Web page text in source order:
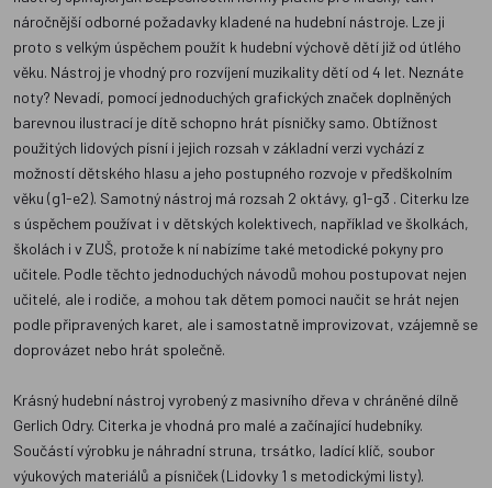
náročnější odborné požadavky kladené na hudební nástroje. Lze ji
proto s velkým úspěchem použít k hudební výchově dětí již od útlého
věku. Nástroj je vhodný pro rozvíjení muzikality dětí od 4 let. Neznáte
noty? Nevadí, pomocí jednoduchých grafických značek doplněných
barevnou ilustrací je dítě schopno hrát písničky samo. Obtížnost
použitých lidových písní i jejich rozsah v základní verzi vychází z
možností dětského hlasu a jeho postupného rozvoje v předškolním
věku (g1-e2). Samotný nástroj má rozsah 2 oktávy, g1-g3 . Citerku lze
s úspěchem používat i v dětských kolektivech, například ve školkách,
školách i v ZUŠ, protože k ní nabízíme také metodické pokyny pro
učitele. Podle těchto jednoduchých návodů mohou postupovat nejen
učitelé, ale i rodiče, a mohou tak dětem pomoci naučit se hrát nejen
podle připravených karet, ale i samostatně improvizovat, vzájemně se
doprovázet nebo hrát společně.
Krásný hudební nástroj vyrobený z masivního dřeva v chráněné dílně
Gerlich Odry. Citerka je vhodná pro malé a začínající hudebníky.
Součástí výrobku je náhradní struna, trsátko, ladící klíč, soubor
výukových materiálů a písniček (Lidovky 1 s metodickými listy).